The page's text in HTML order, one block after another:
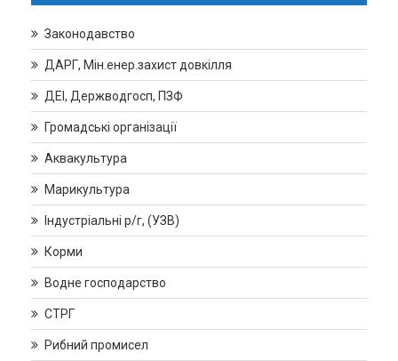
Законодавство
ДАРГ, Мін.енер.захист довкілля
ДЕІ, Держводгосп, ПЗФ
Громадські організації
Аквакультура
Марикультура
Індустріальні р/г, (УЗВ)
Корми
Водне господарство
СТРГ
Рибний промисел